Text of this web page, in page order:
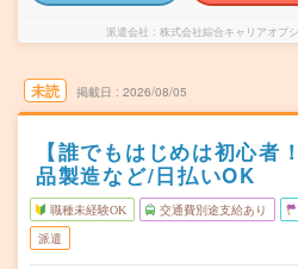
派遣会社 株式会社綜合キャリアオプ
未読 掲載日 2026/08/05
【誰でもはじめは初心者
品製造など/日払いOK
職種未経験OK 交通費別途支給あり
派遣